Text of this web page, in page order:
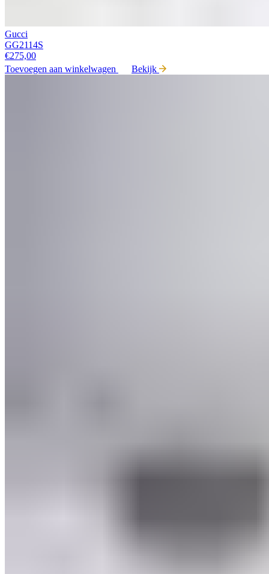
Gucci
GG2114S
€275,00
Toevoegen aan winkelwagen
Bekijk